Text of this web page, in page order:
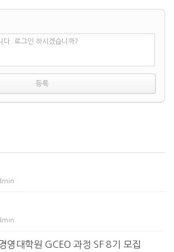
다. 로그인 하시겠습니까?
영대학원 GCEO 과정 SF 8기 모집